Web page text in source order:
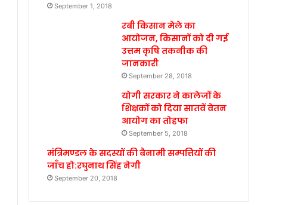
September 1, 2018
रबी किसान मेले का
आयोजन, किसानों को दी गई
उत्तम कृषि तकनीक की
जानकारी
September 28, 2018
योगी सरकार ने कालेजों के
शिक्षकों को दिया सातवें वेतन
आयोग का तोहफा
September 5, 2018
मंत्रिमण्डल के सदस्यों की बैनामी सम्पत्तियों की
जाँच हो:रघुनाथ सिंह नेगी
September 20, 2018